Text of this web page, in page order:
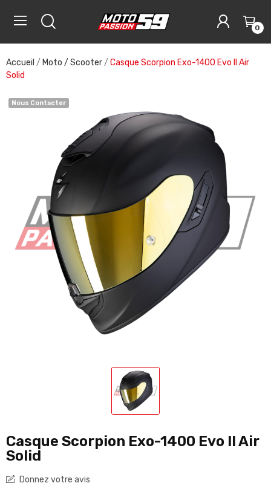
0
Accueil Moto / Scooter
Casque Scorpion Exo-1400 Evo II Air
Solid
Nous Contacter
Casque Scorpion Exo-1400 Evo II Air
Solid
Donnez votre avis